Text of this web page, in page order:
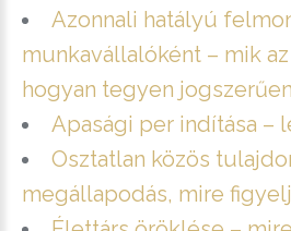
Azonnali hatályú
munkavállalóként – mik
hogyan tegyen
Apasági per indítása –
Osztatlan közös
megállapodás, mire